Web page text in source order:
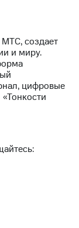
создает
и миру.
цифровые